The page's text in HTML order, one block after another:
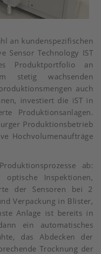
an kundenspezifischen
Sensor Technology IST
Produktportfolio an
stetig wachsenden
auch
investiert die iST in
Produktionsanlagen.
Produktionsbetrieb
Hochvolumenaufträge
ab:
optische Inspektionen,
der Sensoren bei 2
Verpackung in Blister,
Anlage ist bereits in
ein automatisches
das Abdecken der
Trocknung der